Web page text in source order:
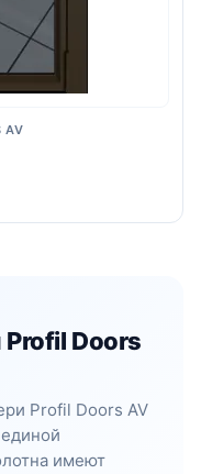
AV
Doors
Profil Doors AV
имеют